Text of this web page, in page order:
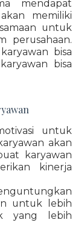
mendapat
memiliki
untuk
perusahaan.
bisa
bisa
untuk
akan
karyawan
kinerja
untuk lebih
yang lebih